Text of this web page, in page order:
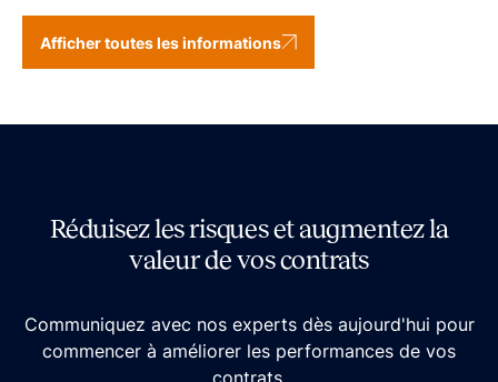
Afficher toutes les informations
Réduisez les risques et augmentez la
valeur de vos contrats
Communiquez avec nos experts dès aujourd'hui pour
commencer à améliorer les performances de vos
contrats.